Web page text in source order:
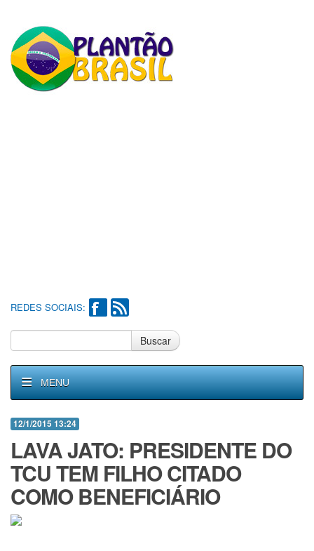
REDES SOCIAIS:
Buscar
MENU
12/1/2015 13:24
LAVA JATO: PRESIDENTE DO
TCU TEM FILHO CITADO
COMO BENEFICIÁRIO